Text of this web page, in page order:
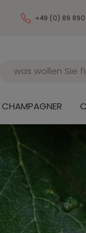
+49 (0) 89
CHAMPAGNER